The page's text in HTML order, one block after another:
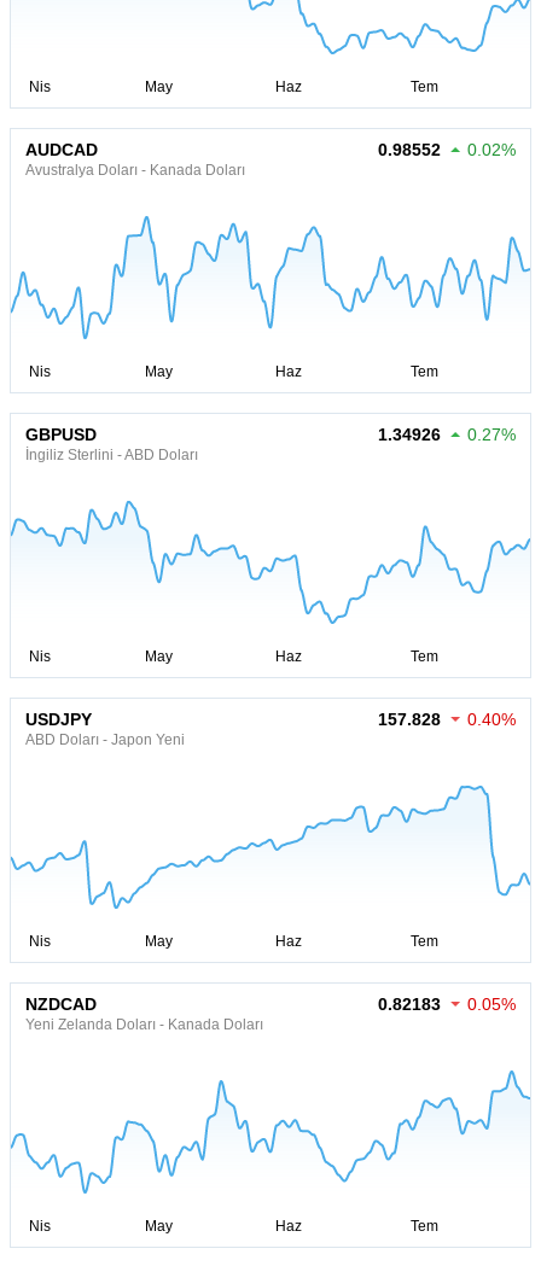
AUDCAD
Avustralya Doları - Kanada Doları
0.98552 0.02%
GBPUSD
İngiliz Sterlini - ABD Doları
1.34926 0.27%
USDJPY
ABD Doları - Japon Yeni
157.828 0.40%
NZDCAD
Yeni Zelanda Doları - Kanada Doları
0.82183 0.05%